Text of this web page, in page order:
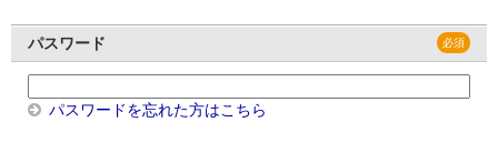
パスワード
パスワードを忘れた方はこちら